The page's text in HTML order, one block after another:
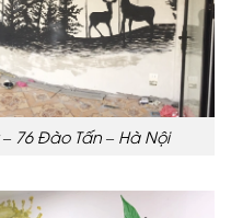
76 Đào Tấn – Hà Nội